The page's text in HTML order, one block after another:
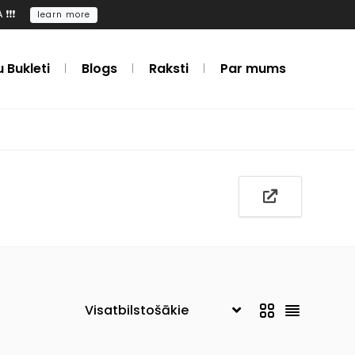
learn more
Bukleti Blogs Raksti Par mums